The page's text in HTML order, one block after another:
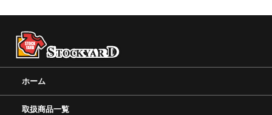
ホーム
取扱商品一覧